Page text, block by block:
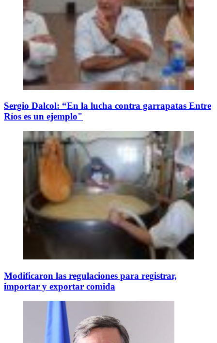
Sergio Dalcol: “En la lucha contra garrapatas Entre
Ríos es un ejemplo"
Modificaron las regulaciones para registrar,
importar y exportar comida